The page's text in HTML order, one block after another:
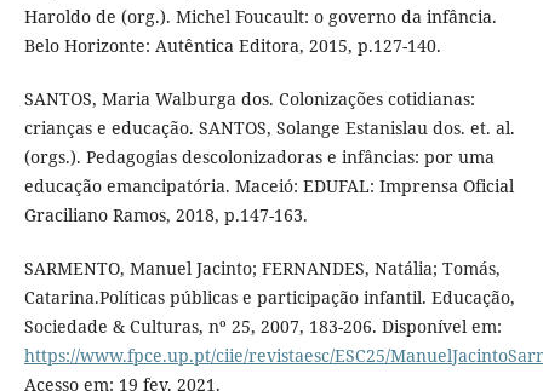
Haroldo de (org.). Michel Foucault: o governo da infância.
Belo Horizonte: Autêntica Editora, 2015, p.127-140.
SANTOS, Maria Walburga dos. Colonizações cotidianas:
crianças e educação. SANTOS, Solange Estanislau dos. et. al.
(orgs.). Pedagogias descolonizadoras e infâncias: por uma
educação emancipatória. Maceió: EDUFAL: Imprensa Oficial
Graciliano Ramos, 2018, p.147-163.
SARMENTO, Manuel Jacinto; FERNANDES, Natália; Tomás,
Catarina.Políticas públicas e participação infantil. Educação,
Sociedade & Culturas, nº 25, 2007, 183-206. Disponível em:
https://www.fpce.up.pt/ciie/revistaesc/ESC25/
Acesso em: 19 fev. 2021.